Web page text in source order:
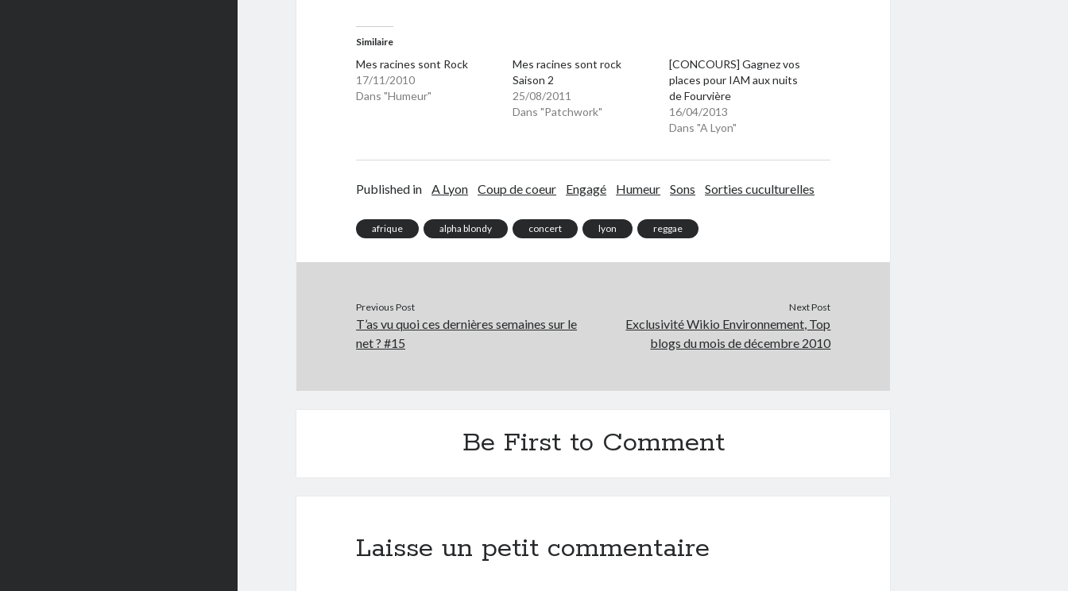
Similaire
Mes racines sont Rock
17/11/2010
Dans "Humeur"
Mes racines sont rock
Saison 2
25/08/2011
Dans "Patchwork"
[CONCOURS] Gagnez vos
places pour IAM aux nuits
de Fourvière
16/04/2013
Dans "A Lyon"
Published in A Lyon Coup de coeur Engagé Humeur Sons Sorties cuculturelles
afrique alpha blondy concert lyon reggae
Previous Post
T’as vu quoi ces dernières semaines sur le
net ? #15
Next Post
Exclusivité Wikio Environnement, Top
blogs du mois de décembre 2010
Be First to Comment
Laisse un petit commentaire